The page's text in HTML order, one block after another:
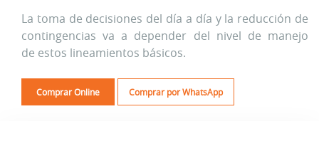
La toma de decisiones del día a día y la reducción de
contingencias va a depender del nivel de manejo
de estos lineamientos básicos.
Comprar Online Comprar por WhatsApp